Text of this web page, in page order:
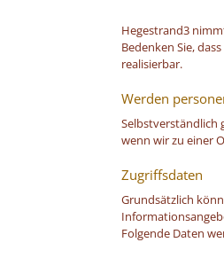
Hegestrand3
Bedenken Sie,
realisierbar.
Werden
Selbstverständlich
wenn wir zu einer
Zugriffsdaten
Grundsätzlich
Folgende Daten